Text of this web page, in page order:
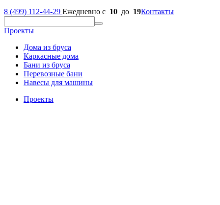
8 (499) 112-44-29 Ежедневно с 10 до 19Контакты
Проекты
Дома из бруса
Каркасные дома
Бани из бруса
Перевозные бани
Навесы для машины
Проекты